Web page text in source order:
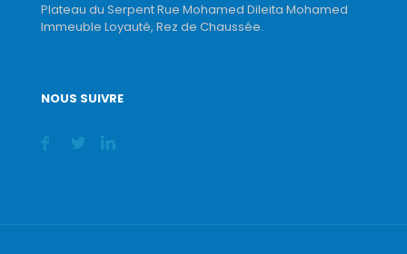
Plateau du Serpent Rue Mohamed Dileita Mohamed
Immeuble Loyauté, Rez de Chaussée.
NOUS SUIVRE